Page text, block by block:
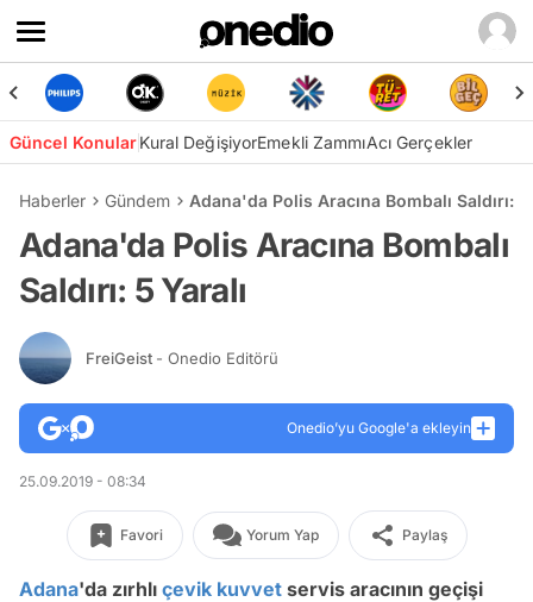
Güncel KonularKural DeğişiyorEmekli ZammıAcı Gerçekler
Haberler Gündem Adana'da Polis Aracına Bombalı Saldırı: 5
Adana'da Polis Aracına Bombalı
Saldırı: 5 Yaralı
FreiGeist - Onedio Editörü
Onedio’yu Google'a ekleyin
25.09.2019 - 08:34
Favori Yorum Yap Paylaş
Adana'da zırhlı çevik kuvvet servis aracının geçişi